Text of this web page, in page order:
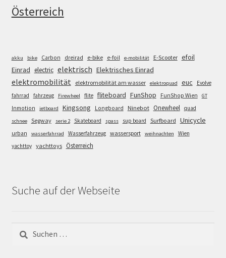
Österreich
akku bike Carbon dreirad e-bike e-foil e-mobilität E-Scooter efoil
Einrad electric elektrisch Elektrisches Einrad
elektromobilität elektromobilität am wasser elektroquad euc
Evolve
fahrrad
fahrzeug Firewheel flite fliteboard FunShop FunShop Wien GT
Inmotion jetboard Kingsong Longboard Ninebot Onewheel quad
schnee Segway serie 2 Skateboard spass sup board Surfboard Unicycle
urban wasserfahrrad Wasserfahrzeug wassersport weihnachten
Wien
yachttoy yachttoys Österreich
Suche auf der Webseite
Suchen
nach: